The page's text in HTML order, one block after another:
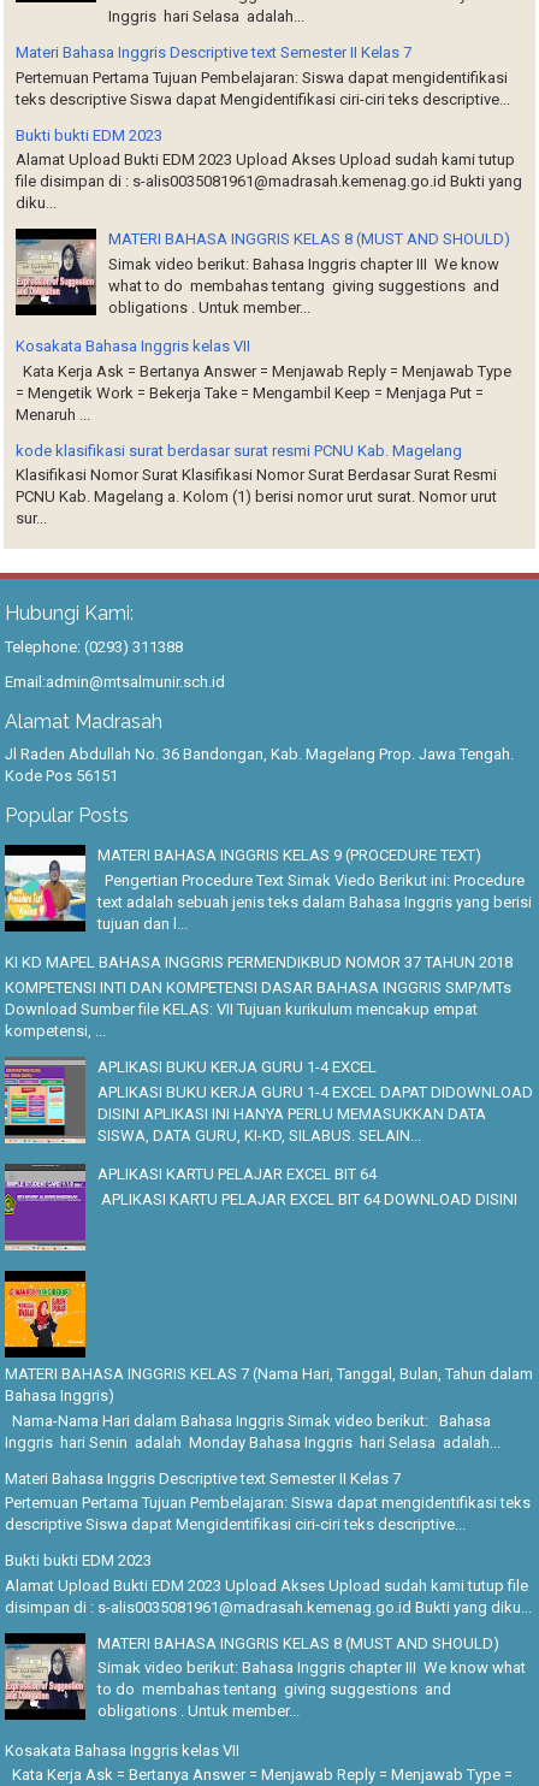
Inggris hari Selasa adalah...
Materi Bahasa Inggris Descriptive text Semester II Kelas 7
Pertemuan Pertama Tujuan Pembelajaran: Siswa dapat mengidentifikasi
teks descriptive Siswa dapat Mengidentifikasi ciri-ciri teks descriptive...
Bukti bukti EDM 2023
Alamat Upload Bukti EDM 2023 Upload Akses Upload sudah kami tutup
file disimpan di : s-alis0035081961@madrasah.kemenag.go.id Bukti yang
diku...
MATERI BAHASA INGGRIS KELAS 8 (MUST AND SHOULD)
Simak video berikut: Bahasa Inggris chapter III We know
what to do membahas tentang giving suggestions and
obligations . Untuk member...
Kosakata Bahasa Inggris kelas VII
Kata Kerja Ask = Bertanya Answer = Menjawab Reply = Menjawab Type
= Mengetik Work = Bekerja Take = Mengambil Keep = Menjaga Put =
Menaruh ...
kode klasifikasi surat berdasar surat resmi PCNU Kab. Magelang
Klasifikasi Nomor Surat Klasifikasi Nomor Surat Berdasar Surat Resmi
PCNU Kab. Magelang a. Kolom (1) berisi nomor urut surat. Nomor urut
sur...
Hubungi Kami:
Telephone: (0293) 311388
Email:admin@mtsalmunir.sch.id
Alamat Madrasah
Jl Raden Abdullah No. 36 Bandongan, Kab. Magelang Prop. Jawa Tengah.
Kode Pos 56151
Popular Posts
MATERI BAHASA INGGRIS KELAS 9 (PROCEDURE TEXT)
Pengertian Procedure Text Simak Viedo Berikut ini: Procedure
text adalah sebuah jenis teks dalam Bahasa Inggris yang berisi
tujuan dan l...
KI KD MAPEL BAHASA INGGRIS PERMENDIKBUD NOMOR 37 TAHUN 2018
KOMPETENSI INTI DAN KOMPETENSI DASAR BAHASA INGGRIS SMP/MTs
Download Sumber file KELAS: VII Tujuan kurikulum mencakup empat
kompetensi, ...
APLIKASI BUKU KERJA GURU 1-4 EXCEL
APLIKASI BUKU KERJA GURU 1-4 EXCEL DAPAT DIDOWNLOAD
DISINI APLIKASI INI HANYA PERLU MEMASUKKAN DATA
SISWA, DATA GURU, KI-KD, SILABUS. SELAIN...
APLIKASI KARTU PELAJAR EXCEL BIT 64
APLIKASI KARTU PELAJAR EXCEL BIT 64 DOWNLOAD DISINI
MATERI BAHASA INGGRIS KELAS 7 (Nama Hari, Tanggal, Bulan, Tahun dalam
Bahasa Inggris)
Nama-Nama Hari dalam Bahasa Inggris Simak video berikut: Bahasa
Inggris hari Senin adalah Monday Bahasa Inggris hari Selasa adalah...
Materi Bahasa Inggris Descriptive text Semester II Kelas 7
Pertemuan Pertama Tujuan Pembelajaran: Siswa dapat mengidentifikasi teks
descriptive Siswa dapat Mengidentifikasi ciri-ciri teks descriptive...
Bukti bukti EDM 2023
Alamat Upload Bukti EDM 2023 Upload Akses Upload sudah kami tutup file
disimpan di : s-alis0035081961@madrasah.kemenag.go.id Bukti yang diku...
MATERI BAHASA INGGRIS KELAS 8 (MUST AND SHOULD)
Simak video berikut: Bahasa Inggris chapter III We know what
to do membahas tentang giving suggestions and
obligations . Untuk member...
Kosakata Bahasa Inggris kelas VII
Kata Kerja Ask = Bertanya Answer = Menjawab Reply = Menjawab Type =